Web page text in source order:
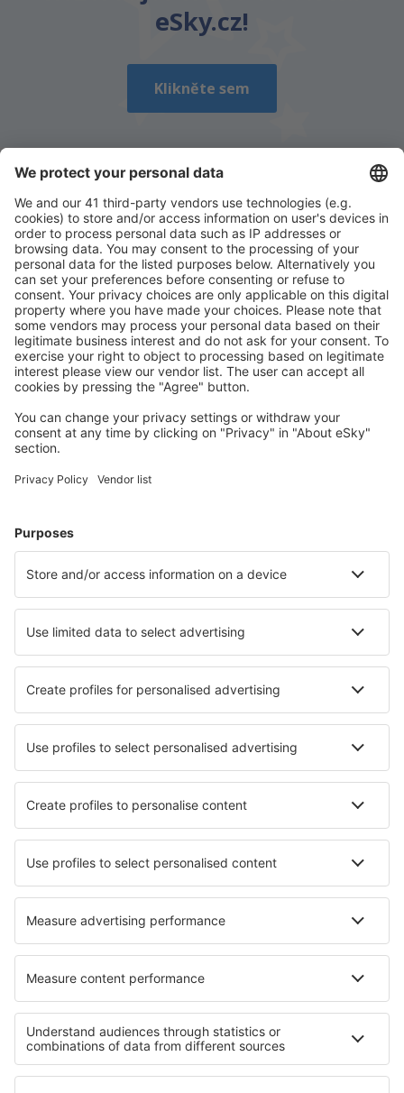
eSky.cz!
Klikněte sem
Stáhněte si naši aplikacia plánujte své cesty
pohodlně
Naplánujte si cestu
Letenky
Ubytování
Let+Hotel
Hotely
Transfery
Sportovní události
Přečtěte si více
Garance nejnižší ceny
Mobilní aplikace
Letecké společnosti
Ryanair
Wizz Air
easyJet
Lufthansa
KLM
O eSky
Všeobecné podmínky
Moje rezervace
Politika ochrany soukromí
Podpora a kontakt